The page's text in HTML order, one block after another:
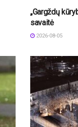
„Gargždų
savaitė
2026-08-05